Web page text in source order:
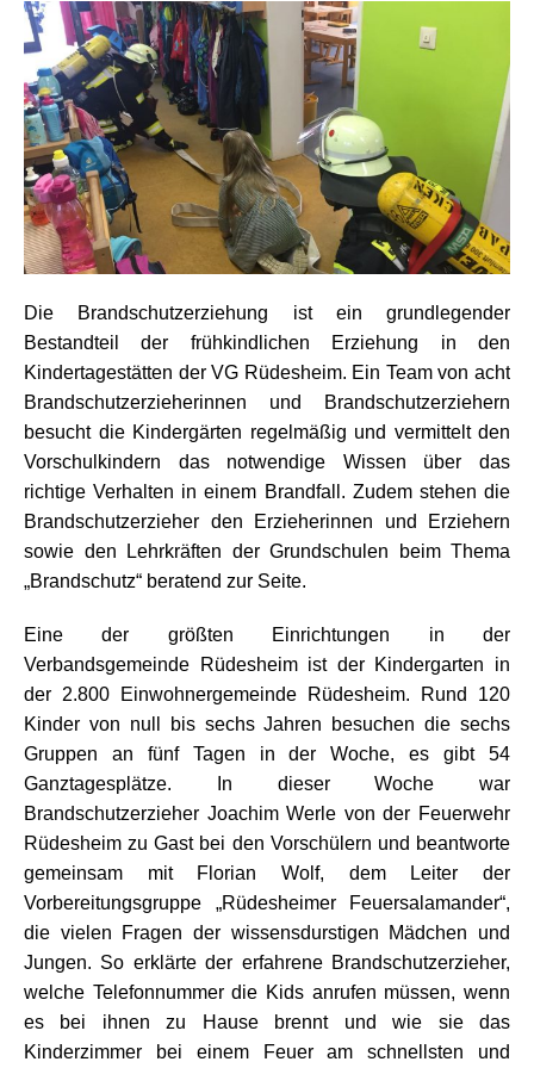
Die Brandschutzerziehung ist ein grundlegender
Bestandteil der frühkindlichen Erziehung in den
Kindertagestätten der VG Rüdesheim. Ein Team von acht
Brandschutzerzieherinnen und Brandschutzerziehern
besucht die Kindergärten regelmäßig und vermittelt den
Vorschulkindern das notwendige Wissen über das
richtige Verhalten in einem Brandfall. Zudem stehen die
Brandschutzerzieher den Erzieherinnen und Erziehern
sowie den Lehrkräften der Grundschulen beim Thema
„Brandschutz“ beratend zur Seite.
Eine der größten Einrichtungen in der
Verbandsgemeinde Rüdesheim ist der Kindergarten in
der 2.800 Einwohnergemeinde Rüdesheim. Rund 120
Kinder von null bis sechs Jahren besuchen die sechs
Gruppen an fünf Tagen in der Woche, es gibt 54
Ganztagesplätze. In dieser Woche war
Brandschutzerzieher Joachim Werle von der Feuerwehr
Rüdesheim zu Gast bei den Vorschülern und beantworte
gemeinsam mit Florian Wolf, dem Leiter der
Vorbereitungsgruppe „Rüdesheimer Feuersalamander“,
die vielen Fragen der wissensdurstigen Mädchen und
Jungen. So erklärte der erfahrene Brandschutzerzieher,
welche Telefonnummer die Kids anrufen müssen, wenn
es bei ihnen zu Hause brennt und wie sie das
Kinderzimmer bei einem Feuer am schnellsten und